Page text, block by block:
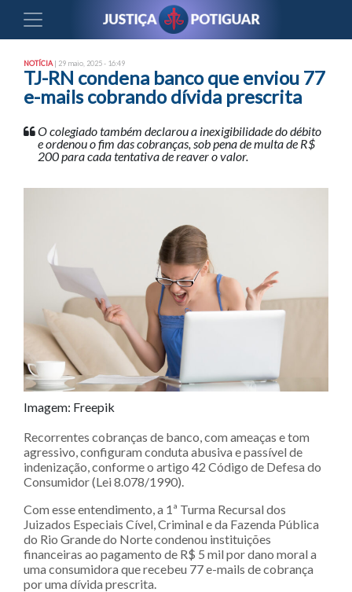
NOTÍCIA | 29 maio, 2025 - 16:49
TJ-RN condena banco que enviou 77
e-mails cobrando dívida prescrita
O colegiado também declarou a inexigibilidade do débito
e ordenou o fim das cobranças, sob pena de multa de R$
200 para cada tentativa de reaver o valor.
Imagem: Freepik
Recorrentes cobranças de banco, com ameaças e tom
agressivo, configuram conduta abusiva e passível de
indenização, conforme o artigo 42 Código de Defesa do
Consumidor (Lei 8.078/1990).
Com esse entendimento, a 1ª Turma Recursal dos
Juizados Especiais Cível, Criminal e da Fazenda Pública
do Rio Grande do Norte condenou instituições
financeiras ao pagamento de R$ 5 mil por dano moral a
uma consumidora que recebeu 77 e-mails de cobrança
por uma dívida prescrita.